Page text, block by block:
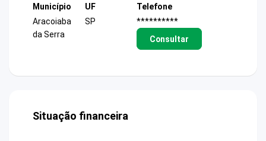
Município
Aracoiaba
da Serra
UF
SP
Telefone
**********
Consultar
Situação financeira